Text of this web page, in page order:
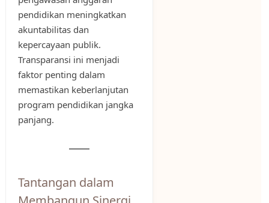
pendidikan meningkatkan
akuntabilitas dan
kepercayaan publik.
Transparansi ini menjadi
faktor penting dalam
memastikan keberlanjutan
program pendidikan jangka
panjang.
Tantangan dalam